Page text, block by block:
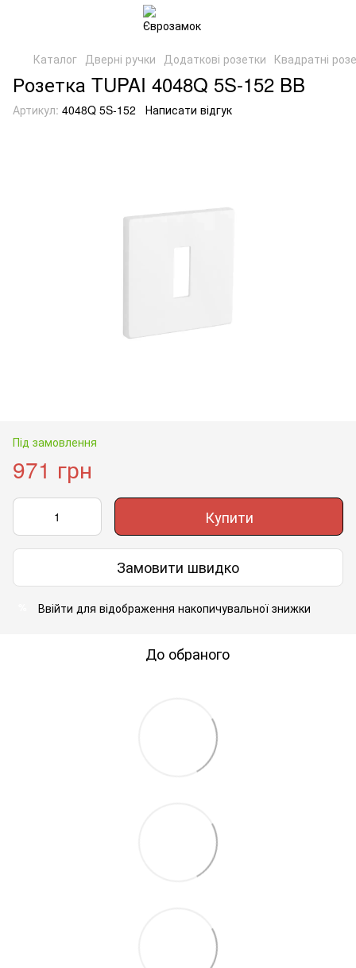
Каталог Дверні ручки Додаткові розетки Квадратні
Розетка TUPAI 4048Q 5S-152 BB
Артикул: 4048Q 5S-152 Написати відгук
Під замовлення
971 грн
Купити
Замовити швидко
Ввійти для відображення накопичувальної знижки
До обраного